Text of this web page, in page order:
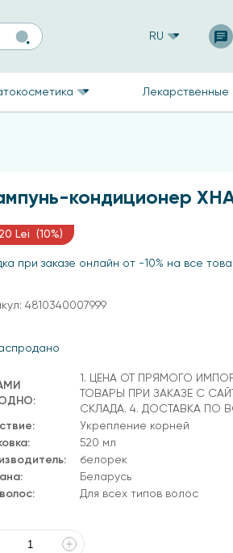
RU
Лекарственные
кондиционер
Lei (10%)
при заказе онлайн от -10% на все
1. ЦЕНА ОТ ПРЯМОГО
ТОВАРЫ ПРИ ЗАКАЗЕ С
СКЛАДА. 4. ДОСТАВКА ПО
Укрепление корней
520 мл
белорек
Беларусь
Для всех типов волос
4810340007999